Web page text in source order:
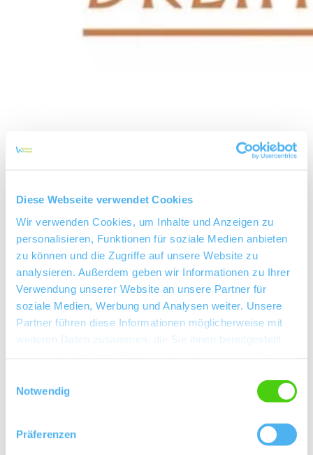
Diese Webseite verwendet Cookies
Wir verwenden Cookies, um Inhalte und Anzeigen zu
personalisieren, Funktionen für soziale Medien anbieten
zu können und die Zugriffe auf unsere Website zu
analysieren. Außerdem geben wir Informationen zu Ihrer
Verwendung unserer Website an unsere Partner für
soziale Medien, Werbung und Analysen weiter. Unsere
Partner führen diese Informationen möglicherweise mit
weiteren Daten zusammen, die Sie ihnen bereitgestellt
Notwendig
Präferenzen
Weingut Dreihornmühle